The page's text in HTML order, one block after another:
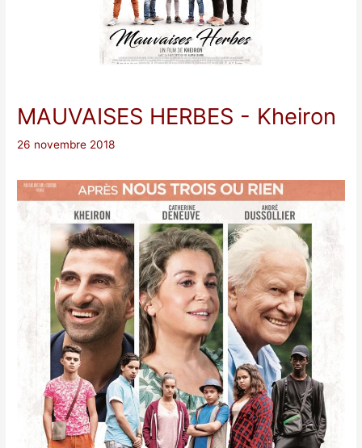
MAUVAISES HERBES - Kheiron
26 novembre 2018